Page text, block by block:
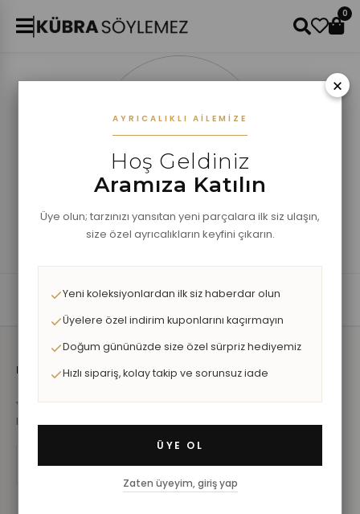
0
Bizi Takip Edin
BİZDEN HABERDAR OLUN
Yeni koleksiyonlar ve özel fırsatlar için
bültenimize katılın.
KAYDOL
KURUMSAL
Gizlilik Politikası
×
AYRICALIKLI AILEMIZE
Hoş Geldiniz
Aramıza Katılın
Üye olun; tarzınızı yansıtan yeni parçalara ilk siz ulaşın,
size özel ayrıcalıkların keyfini çıkarın.
Yeni koleksiyonlardan ilk siz haberdar olun
Üyelere özel indirim kuponlarını kaçırmayın
Doğum gününüzde size özel sürpriz hediyemiz
Hızlı sipariş, kolay takip ve sorunsuz iade
ÜYE OL
Zaten üyeyim, giriş yap